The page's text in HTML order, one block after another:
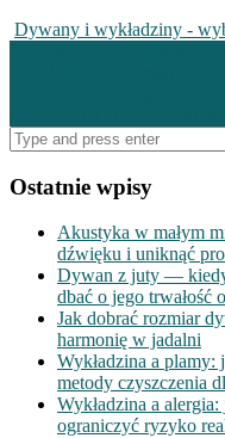
Dywany i wykładziny -
Search
for:
Ostatnie wpisy
Akustyka w małym
dźwięku i uniknąć
Dywan z juty —
dbać o jego trwałość
Jak dobrać rozmiar
harmonię w jadalni
Wykładzina a plamy:
metody czyszczenia
Wykładzina a
ograniczyć ryzyko